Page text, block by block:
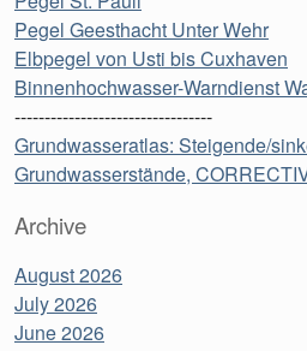
Pegel Geesthacht Unter Wehr
Elbpegel von Usti bis Cuxhaven
Binnenhochwasser-Warndienst
---------------------------------
Grundwasseratlas: Steigende/
Grundwasserstände,
Archive
August 2026
July 2026
June 2026